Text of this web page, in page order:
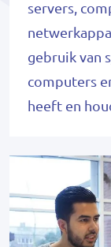
servers,
gebruik van
computers
heeft en